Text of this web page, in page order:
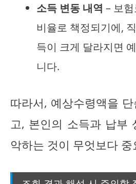
소득 변동 내역 – 보
비율로 책정되기에,
득이 크게 달라지면
니다.
따라서, 예상수령액을
고, 본인의 소득과 납부
악하는 것이 무엇보다 중